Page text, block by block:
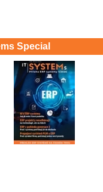
Special